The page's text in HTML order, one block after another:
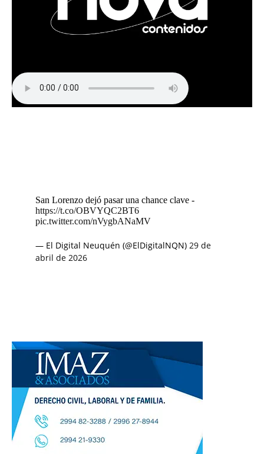
San Lorenzo dejó pasar una chance clave -
https://t.co/OBVYQC2BT6
pic.twitter.com/nVygbANaMV
— El Digital Neuquén (@ElDigitalNQN) 29 de
abril de 2026